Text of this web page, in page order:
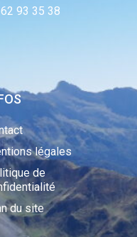
93 35 38
légales
de
du site